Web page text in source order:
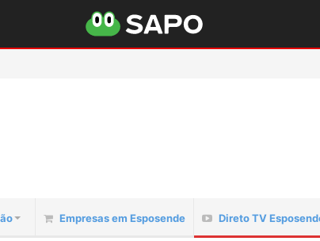
Empresas em Esposende Direto TV